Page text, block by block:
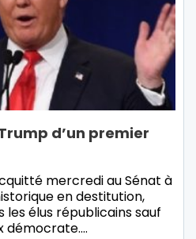
d’un premier
mercredi au Sénat à
en destitution,
les élus républicains sauf
démocrate.…